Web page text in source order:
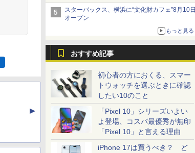
当選無効分
スターバックス、横浜に“文化財カフェ”8月10日
オープン
もっと見る
おすすめ記事
初心者の方におくる、スマー
トウォッチを選ぶときに確認
したい10のこと
「Pixel 10」シリーズいよい
よ登場、コスパ最優秀が無印
「Pixel 10」と言える理由
iPhone 17は買うべき？ ど
▲